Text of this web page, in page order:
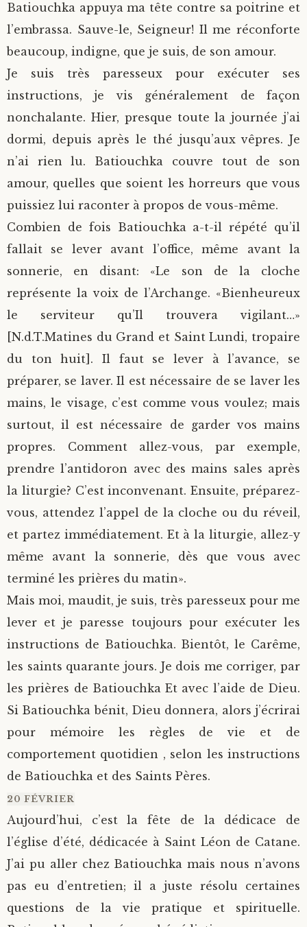
Batiouchka appuya ma tête contre sa poitrine et
l’embrassa. Sauve-le, Seigneur! Il me réconforte
beaucoup, indigne, que je suis, de son amour.
Je suis très paresseux pour exécuter ses
instructions, je vis généralement de façon
nonchalante. Hier, presque toute la journée j’ai
dormi, depuis après le thé jusqu’aux vêpres. Je
n’ai rien lu. Batiouchka couvre tout de son
amour, quelles que soient les horreurs que vous
puissiez lui raconter à propos de vous-même.
Combien de fois Batiouchka a-t-il répété qu’il
fallait se lever avant l’office, même avant la
sonnerie, en disant: «Le son de la cloche
représente la voix de l’Archange. «Bienheureux
le serviteur qu’Il trouvera vigilant…»
[N.d.T.Matines du Grand et Saint Lundi, tropaire
du ton huit]. Il faut se lever à l’avance, se
préparer, se laver. Il est nécessaire de se laver les
mains, le visage, c’est comme vous voulez; mais
surtout, il est nécessaire de garder vos mains
propres. Comment allez-vous, par exemple,
prendre l’antidoron avec des mains sales après
la liturgie? C’est inconvenant. Ensuite, préparez-
vous, attendez l’appel de la cloche ou du réveil,
et partez immédiatement. Et à la liturgie, allez-y
même avant la sonnerie, dès que vous avec
terminé les prières du matin».
Mais moi, maudit, je suis, très paresseux pour me
lever et je paresse toujours pour exécuter les
instructions de Batiouchka. Bientôt, le Carême,
les saints quarante jours. Je dois me corriger, par
les prières de Batiouchka Et avec l’aide de Dieu.
Si Batiouchka bénit, Dieu donnera, alors j’écrirai
pour mémoire les règles de vie et de
comportement quotidien , selon les instructions
de Batiouchka et des Saints Pères.
20 FÉVRIER
Aujourd’hui, c’est la fête de la dédicace de
l’église d’été, dédicacée à Saint Léon de Catane.
J’ai pu aller chez Batiouchka mais nous n’avons
pas eu d’entretien; il a juste résolu certaines
questions de la vie pratique et spirituelle.